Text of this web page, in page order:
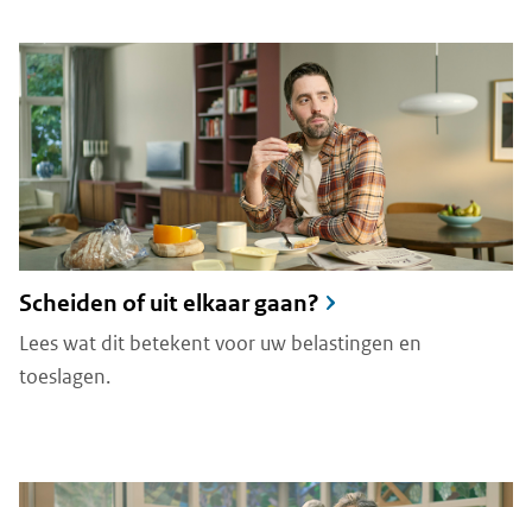
Scheiden of uit elkaar gaan?
Lees wat dit betekent voor uw belastingen en
toeslagen.